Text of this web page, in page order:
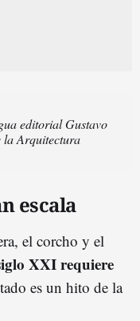
editorial Gustavo
la Arquitectura
escala
el corcho y el
XXI requiere
es un hito de la